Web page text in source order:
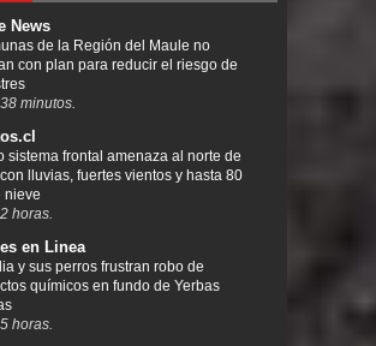
News
de la Región del Maule no
con plan para reducir el riesgo de
minutos.
sistema frontal amenaza al norte de
lluvias, fuertes vientos y hasta 80
nieve
horas.
en Linea
y sus perros frustran robo de
químicos en fundo de Yerbas
horas.